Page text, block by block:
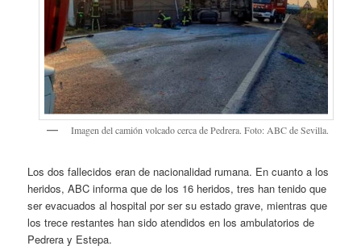
Imagen del camión volcado cerca de Pedrera. Foto: ABC de Sevilla.
Los dos fallecidos eran de nacionalidad rumana. En cuanto a los
heridos, ABC informa que de los 16 heridos, tres han tenido que
ser evacuados al hospital por ser su estado grave, mientras que
los trece restantes han sido atendidos en los ambulatorios de
Pedrera y Estepa.